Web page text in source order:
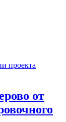
проекта
от